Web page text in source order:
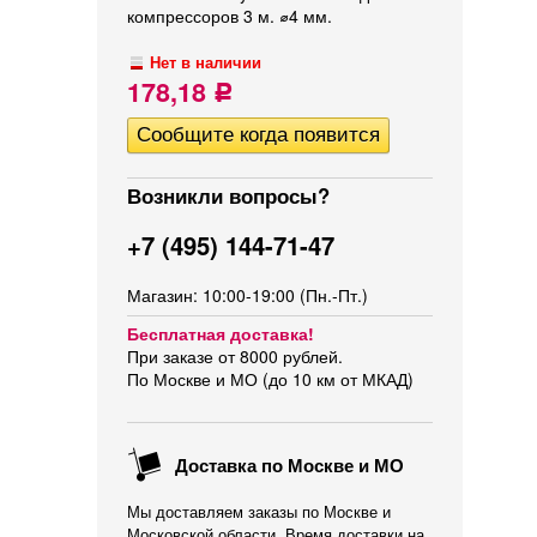
компрессоров 3 м. ⌀4 мм.
Нет в наличии
178,18 Р
Возникли вопросы?
+7 (495) 144-71-47
Магазин: 10:00-19:00 (Пн.-Пт.)
Бесплатная доставка!
При заказе от 8000 рублей.
По Москве и МО (до 10 км от МКАД)
Доставка по Москве и МО
Мы доставляем заказы по Москве и